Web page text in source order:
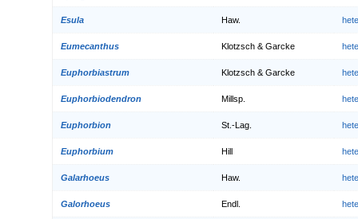
Esula Haw.
Eumecanthus Klotzsch & Garcke
Euphorbiastrum Klotzsch & Garcke
Euphorbiodendron Millsp.
Euphorbion St.-Lag.
Euphorbium Hill
Galarhoeus Haw.
Galorhoeus Endl.